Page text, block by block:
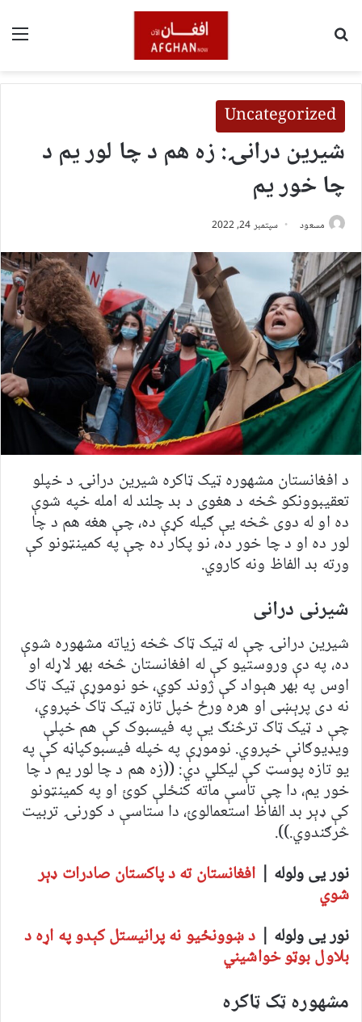
Uncategorized
شیرین درانۍ: زه هم د چا لور یم د
چا خور یم
مسعود سپتمبر 24, 2022
د افغانستان مشهوره ټیک ټاکره شیرین درانۍ د خپلو
تعقیبوونکو څخه د هغوی د بد چلند له امله خپه شوې
ده او له دوی څخه یې ګیله کړې ده، چې هغه هم د چا
لور ده او د چا خور ده، نو پکار ده چې په کمینټونو کې
ورته بد الفاظ ونه کاروي.
شیرنی درانی
شیرین درانۍ چې له ټیک ټاک څخه زیاته مشهوره شوې
ده، په دې وروستیو کې له افغانستان څخه بهر لاړله او
اوس په بهر هېواد کې ژوند کوي، خو نوموړې ټیک ټاک
نه دی پرېښی او هره ورځ خپل تازه ټیک ټاک خپروي،
چې د ټیک ټاک ترڅنګ یې په فیسبوک کې هم خپلې
ویډیوګانې خپروي. نوموړې په خپله فیسبوکپاڼه کې په
یو تازه پوسټ کې لیکلي دي: ((زه هم د چا لور یم د چا
خور یم، دا چې تاسې ماته کنځلې کوئ او په کمینټونو
کې ډېر بد الفاظ استعمالوئ، دا ستاسې د کورنۍ تربیت
څرګندوي.)).
نور یی ولوله | افغانستان ته د پاکستان صادرات ډېر
شوي
نور یی ولوله | د ښوونځیو نه پرانیستل کېدو په اړه د
بلاول بوټو خواشیني
مشهوره ټک ټاکره